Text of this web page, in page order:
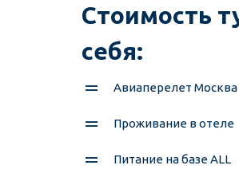
Стоимость
себя:
Авиаперелет
Проживание в отеле
Питание на базе ALL